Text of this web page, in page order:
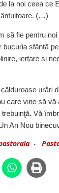
la noi ceea ce
(…)
fie pentru
sfântă
iertare și
urări
care vine să
Vă
An Nou
-